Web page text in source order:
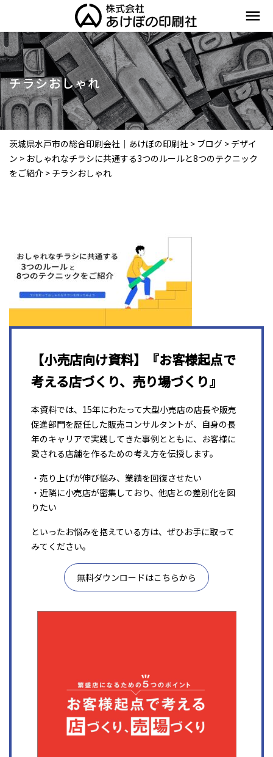
menu
チラシおしゃれ
茨城県水戸市の総合印刷会社｜あけぼの印刷社 > ブログ > デザイ
ン > おしゃれなチラシに共通する3つのルールと8つのテクニック
をご紹介 > チラシおしゃれ
【小売店向け資料】『お客様起点で
考える店づくり、売り場づくり』
本資料では、15年にわたって大型小売店の店長や販売
促進部門を歴任した販売コンサルタントが、自身の長
年のキャリアで実践してきた事例とともに、お客様に
愛される店舗を作るための考え方を伝授します。
・売り上げが伸び悩み、業績を回復させたい
・近隣に小売店が密集しており、他店との差別化を図
りたい
といったお悩みを抱えている方は、ぜひお手に取って
みてください。
無料ダウンロードはこちらから